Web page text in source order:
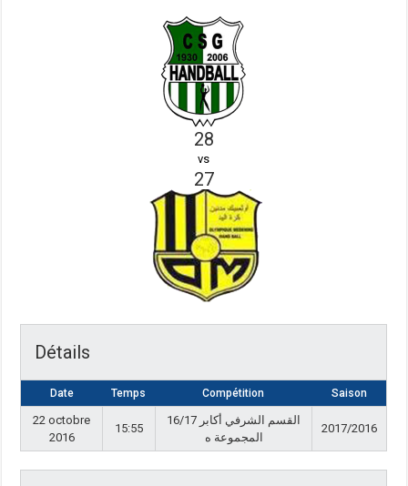
28
vs
27
Détails
Date Temps Compétition Saison
22 octobre
2016
15:55
القسم الشرفي أكابر 16/17
المجموعة ه
2017/2016